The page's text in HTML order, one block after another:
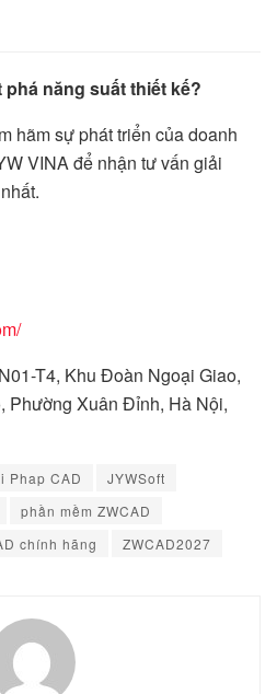
năng suất thiết kế?
hãm sự phát triển của doanh
VINA để nhận tư vấn giải
T4, Khu Đoàn Ngoại Giao,
Phường Xuân Đỉnh, Hà Nội,
Phap CAD
JYWSoft
phần mềm ZWCAD
chính hãng ZWCAD2027